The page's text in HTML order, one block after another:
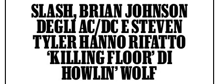
SLASH, BRIAN JOHNSON
DEGLI AC/DC E STEVEN
TYLER HANNO RIFATTO
‘KILLING FLOOR’ DI
HOWLIN’ WOLF